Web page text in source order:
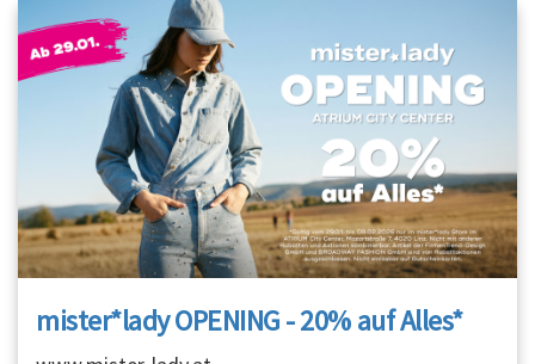
mister*lady OPENING - 20% auf Alles*